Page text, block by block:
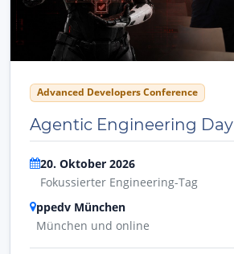
Advanced Developers Conference
Agentic Engineering Day
20. Oktober 2026
Fokussierter Engineering-Tag
ppedv München
München und online